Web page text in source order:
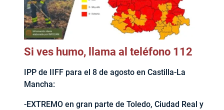
Si ves humo, llama al teléfono 112
IPP de IIFF para el 8 de agosto en Castilla-La
Mancha:
-EXTREMO en gran parte de Toledo, Ciudad Real y